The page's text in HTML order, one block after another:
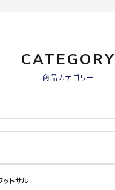
リシー
CATEGORY
商品カテゴリー
ットサル